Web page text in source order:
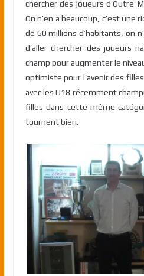
chercher des joueurs d’Outre-
On n’en a beaucoup, c’est une
de 60 millions d’habitants, on
d’aller chercher des joueurs
champ pour augmenter le
optimiste pour l’avenir des
avec les U18 récemment
filles dans cette même
tournent bien.